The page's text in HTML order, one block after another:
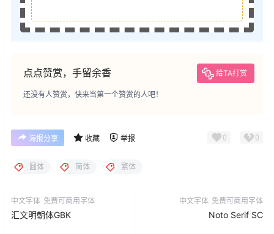
点点赞赏，手留余香 给TA打赏
还没有人赞赏，快来当第一个赞赏的人吧！
海报分享 收藏 举报 0 0
圆体 简体 繁体
中文字体 免费可商用字体
汇文明朝体GBK
中文字体 免费可商用字体
Noto Serif SC